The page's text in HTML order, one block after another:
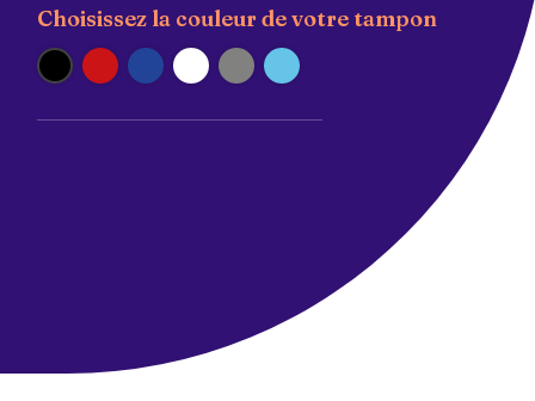
Choisissez la couleur de votre tampon
Noir Rouge Bleu Blanc Argent Turquoise